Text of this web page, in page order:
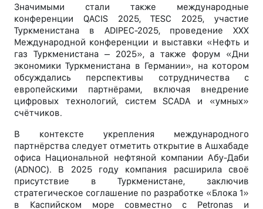
Значимыми стали также международные
конференции QACIS 2025, TESC 2025, участие
Туркменистана в ADIPEC-2025, проведение XXX
Международной конференции и выставки «Нефть и
газ Туркменистана – 2025», а также форум «Дни
экономики Туркменистана в Германии», на котором
обсуждались перспективы сотрудничества с
европейскими партнёрами, включая внедрение
цифровых технологий, систем SCADA и «умных»
счётчиков.
В контексте укрепления международного
партнёрства следует отметить открытие в Ашхабаде
офиса Национальной нефтяной компании Абу-Даби
(ADNOC). В 2025 году компания расширила своё
присутствие в Туркменистане, заключив
стратегическое соглашение по разработке «Блока 1»
в Каспийском море совместно с Petronas и